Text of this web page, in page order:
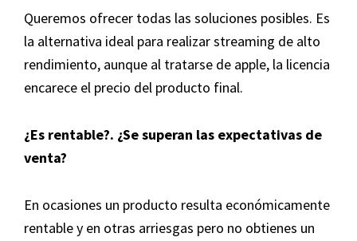
Queremos ofrecer todas las soluciones posibles. Es
la alternativa ideal para realizar streaming de alto
rendimiento, aunque al tratarse de apple, la licencia
encarece el precio del producto final.
¿Es rentable?. ¿Se superan las expectativas de
venta?
En ocasiones un producto resulta económicamente
rentable y en otras arriesgas pero no obtienes un